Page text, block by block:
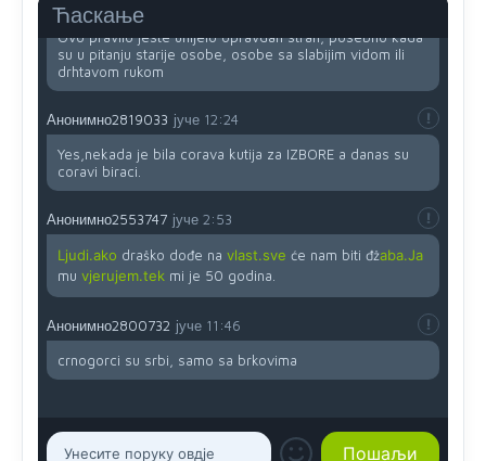
Ћаскање
Ovo pravilo jeste unijelo opravdan strah, posebno kada
su u pitanju starije osobe, osobe sa slabijim vidom ili
drhtavom rukom
Анонимно2819033 јуче 12:24
Yes,nekada je bila corava kutija za IZBORE a danas su
coravi biraci.
Анонимно2553747 јуче 2:53
Ljudi.ako draško dođe na vlast.sve će nam biti đžaba.Ja
mu vjerujem.tek mi je 50 godina.
Анонимно2800732 јуче 11:46
crnogorci su srbi, samo sa brkovima